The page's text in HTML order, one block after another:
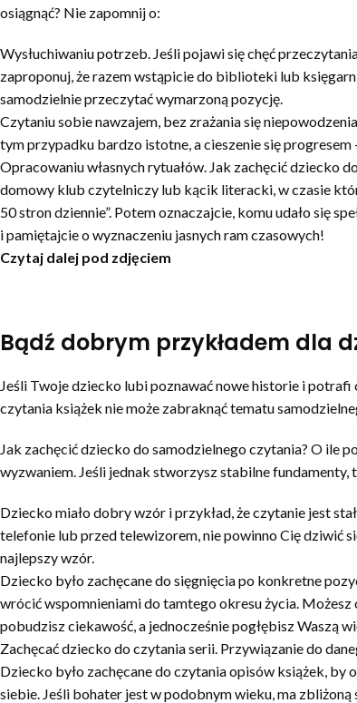
osiągnąć? Nie zapomnij o:
Wysłuchiwaniu potrzeb. Jeśli pojawi się chęć
zaproponuj, że razem wstąpicie do biblioteki lub
samodzielnie przeczytać wymarzoną pozycję.
Czytaniu sobie nawzajem, bez zrażania się
tym przypadku bardzo istotne, a cieszenie się progresem
Opracowaniu własnych rytuałów. Jak zachęcić dziecko
domowy klub czytelniczy lub kącik literacki, w czasie
50 stron dziennie”. Potem oznaczajcie, komu udało się
i pamiętajcie o wyznaczeniu jasnych ram czasowych!
Czytaj dalej pod zdjęciem
Bądź dobrym przykładem dla
Jeśli Twoje dziecko lubi poznawać nowe historie i
czytania książek nie może zabraknąć tematu
Jak zachęcić dziecko do samodzielnego czytania? O ile
wyzwaniem. Jeśli jednak stworzysz stabilne
Dziecko miało dobry wzór i przykład, że czytanie jest
telefonie lub przed telewizorem, nie powinno Cię dziwić
najlepszy wzór.
Dziecko było zachęcane do sięgnięcia po konkretne
wrócić wspomnieniami do tamtego okresu życia.
pobudzisz ciekawość, a jednocześnie pogłębisz Waszą
Zachęcać dziecko do czytania serii. Przywiązanie do
Dziecko było zachęcane do czytania opisów książek, by
siebie. Jeśli bohater jest w podobnym wieku, ma